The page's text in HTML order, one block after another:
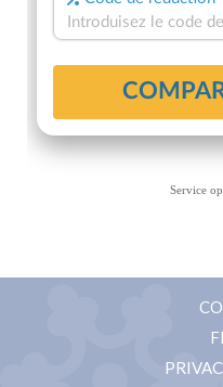
Service